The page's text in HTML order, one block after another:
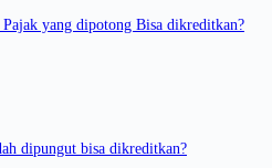
Pajak yang dipotong Bisa dikreditkan?
dipungut bisa dikreditkan?